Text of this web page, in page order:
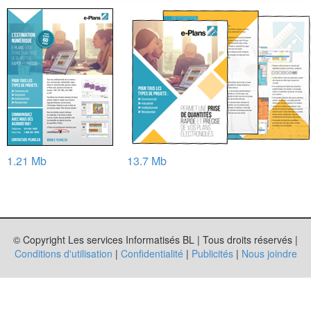
1.21 Mb 13.7 Mb
© Copyright Les services Informatisés BL | Tous droits réservés |
Conditions d'utilisation | Confidentialité | Publicités| Nous joindre